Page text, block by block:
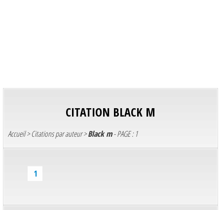
CITATION BLACK M
Accueil>Citations par auteur>Black m- PAGE : 1
1